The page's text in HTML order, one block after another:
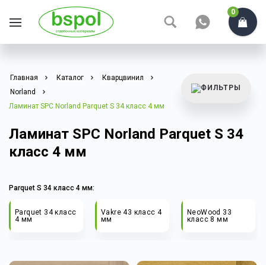
0
Главная Каталог
Кварцвинил
Norland
Ламинат SPC Norland Parquet S 34 класс 4 мм
Ламинат SPC Norland Parquet S 34
класс 4 мм
Parquet S 34 класс 4 мм:
Parquet 34 класс
4 мм
Vakre 43 класс 4
мм
NeoWood 33
класс 8 мм